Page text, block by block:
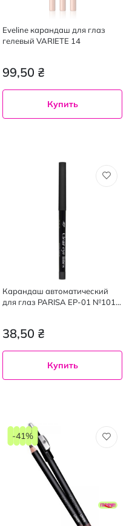
Eveline карандаш для глаз
гелевый VARIETE 14
99,50 ₴
Купить
Карандаш автоматический
для глаз PARISA EP-01 №101,
38,50 ₴
Купить
-41%